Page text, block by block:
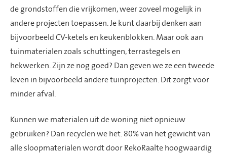
de grondstoffen die vrijkomen,weer zoveel mogelijk in
andere projecten toepassen.Je kunt daarbij denken aan
bijvoorbeeld CV-ketels en keukenblokken. Maar ook aan
tuinmaterialen zoals schuttingen, terrastegels en
hekwerken. Zijn ze nog goed? Dan geven we ze een tweede
leven in bijvoorbeeld andere tuinprojecten. Dit zorgt voor
minder afval.
Kunnen we materialen uit de woning niet opnieuw
gebruiken? Dan recyclen we het. 80% van het gewicht van
alle sloopmaterialen wordt door RekoRaalte hoogwaardig